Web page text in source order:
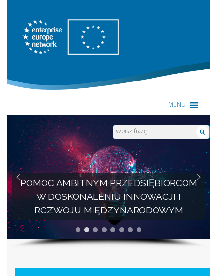
Enterprise Europe Network
MENU
POMOC AMBITNYM PRZEDSIĘBIORCOM
W DOSKONALENIU INNOWACJI I
ROZWOJU MIĘDZYNARODOWYM